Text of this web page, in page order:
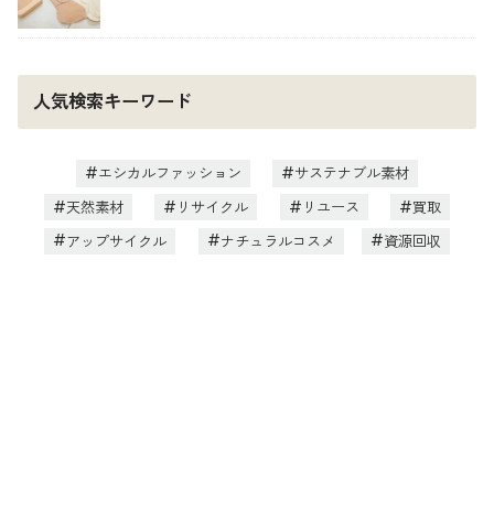
人気検索キーワード
エシカルファッション
サステナブル素材
天然素材
リサイクル リユース
買取
アップサイクル
ナチュラルコスメ 資源回収